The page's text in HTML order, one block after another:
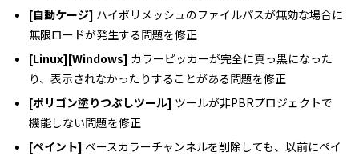
[自動ケージ] ハイポリメッシュのファイルパスが無効な場合に
無限ロードが発生する問題を修正
[Linux][Windows] カラーピッカーが完全に真っ黒になった
り、表示されなかったりすることがある問題を修正
[ポリゴン塗りつぶしツール] ツールが非PBRプロジェクトで
機能しない問題を修正
[ペイント] ベースカラーチャンネルを削除しても、以前にペイ